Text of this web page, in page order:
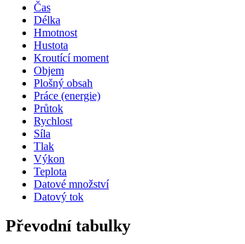
Čas
Délka
Hmotnost
Hustota
Kroutící moment
Objem
Plošný obsah
Práce (energie)
Průtok
Rychlost
Síla
Tlak
Výkon
Teplota
Datové množství
Datový tok
Převodní tabulky